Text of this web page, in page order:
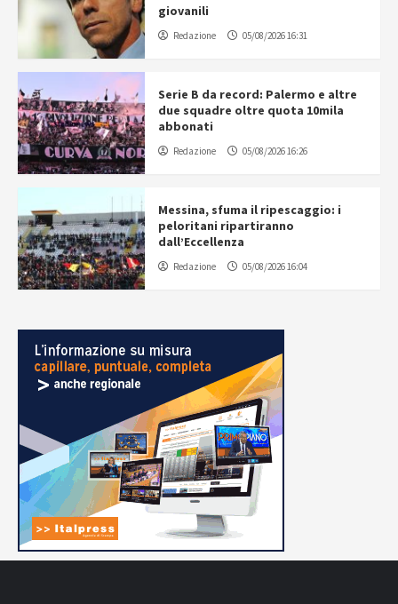
giovanili
Redazione 05/08/2026 16:31
Serie B da record: Palermo e altre
due squadre oltre quota 10mila
abbonati
Redazione 05/08/2026 16:26
Messina, sfuma il ripescaggio: i
peloritani ripartiranno
dall’Eccellenza
Redazione 05/08/2026 16:04